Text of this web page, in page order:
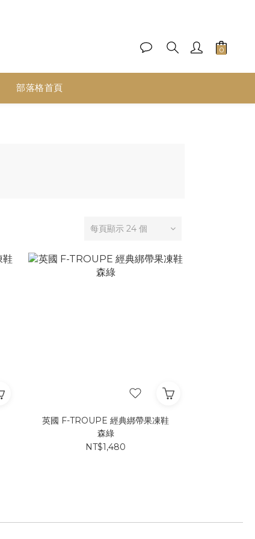
部落格首頁
每頁顯示 24 個
英國 F-TROUPE 經典綁帶果凍鞋
森綠
NT$1,480